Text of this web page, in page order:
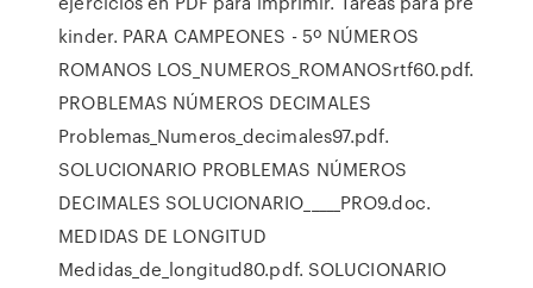
kinder. PARA CAMPEONES - 5º NÚMEROS
ROMANOS LOS_NUMEROS_ROMANOSrtf60.pdf.
PROBLEMAS NÚMEROS DECIMALES
Problemas_Numeros_decimales97.pdf.
SOLUCIONARIO PROBLEMAS NÚMEROS
DECIMALES SOLUCIONARIO_____PRO9.doc.
MEDIDAS DE LONGITUD
Medidas_de_longitud80.pdf. SOLUCIONARIO